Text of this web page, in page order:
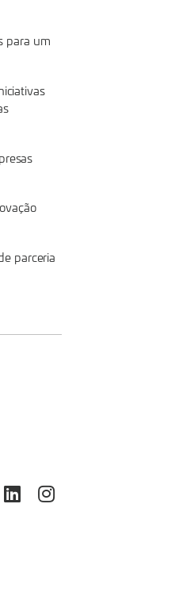
para um
parceria